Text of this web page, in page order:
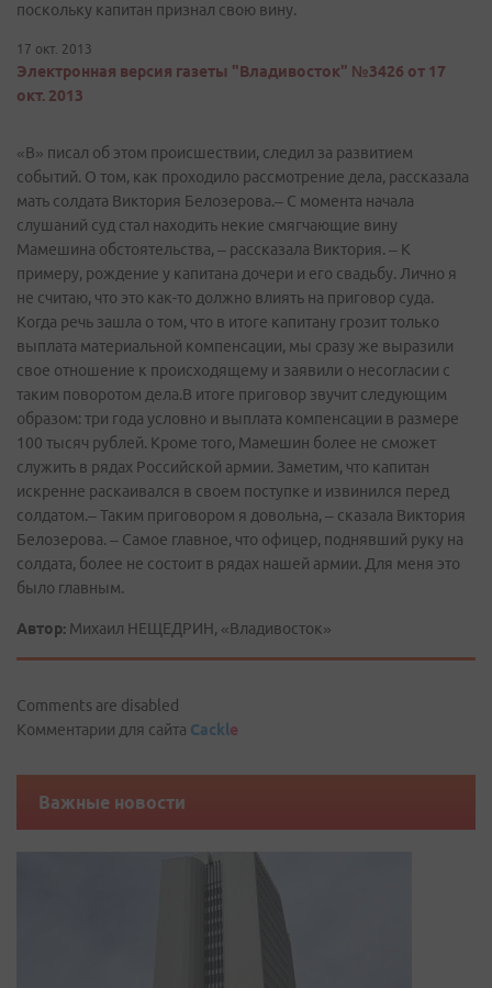
поскольку капитан признал свою вину.
17 окт. 2013
Электронная версия газеты "Владивосток" №3426 от 17
окт. 2013
«В» писал об этом происшествии, следил за развитием
событий. О том, как проходило рассмотрение дела, рассказала
мать солдата Виктория Белозерова.– С момента начала
слушаний суд стал находить некие смягчающие вину
Мамешина обстоятельства, – рассказала Виктория. – К
примеру, рождение у капитана дочери и его свадьбу. Лично я
не считаю, что это как-­то должно влиять на приговор суда.
Когда речь зашла о том, что в итоге капитану грозит только
выплата материальной компенсации, мы сразу же выразили
свое отношение к происходящему и заявили о несогласии с
таким поворотом дела.В итоге приговор звучит следующим
образом: три года условно и выплата компенсации в размере
100 тысяч рублей. Кроме того, Мамешин более не сможет
служить в рядах Российской армии. Заметим, что капитан
искренне раскаивался в своем поступке и извинился перед
солдатом.– Таким приговором я довольна, – сказала Виктория
Белозерова. – Самое главное, что офицер, поднявший руку на
солдата, более не состоит в рядах нашей армии. Для меня это
было главным.
Автор: Михаил НЕЩЕДРИН, «Владивосток»
Comments are disabled
Комментарии для сайта Cackle
Важные новости